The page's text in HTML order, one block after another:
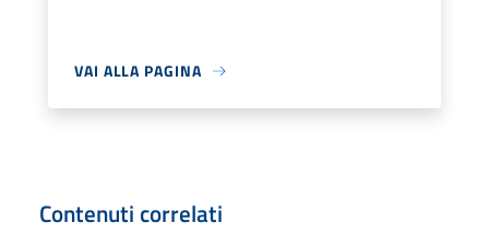
VAI ALLA PAGINA
Contenuti correlati